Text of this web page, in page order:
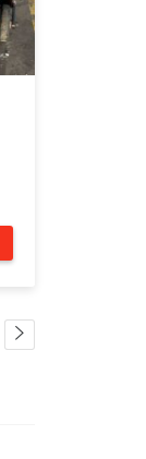
Pagina
următoare